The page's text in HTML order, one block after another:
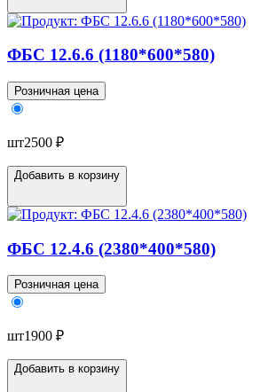
ФБС 12.6.6 (1180*600*580)
Розничная цена
шт2500 ₽
Добавить в корзину
ФБС 12.4.6 (2380*400*580)
Розничная цена
шт1900 ₽
Добавить в корзину